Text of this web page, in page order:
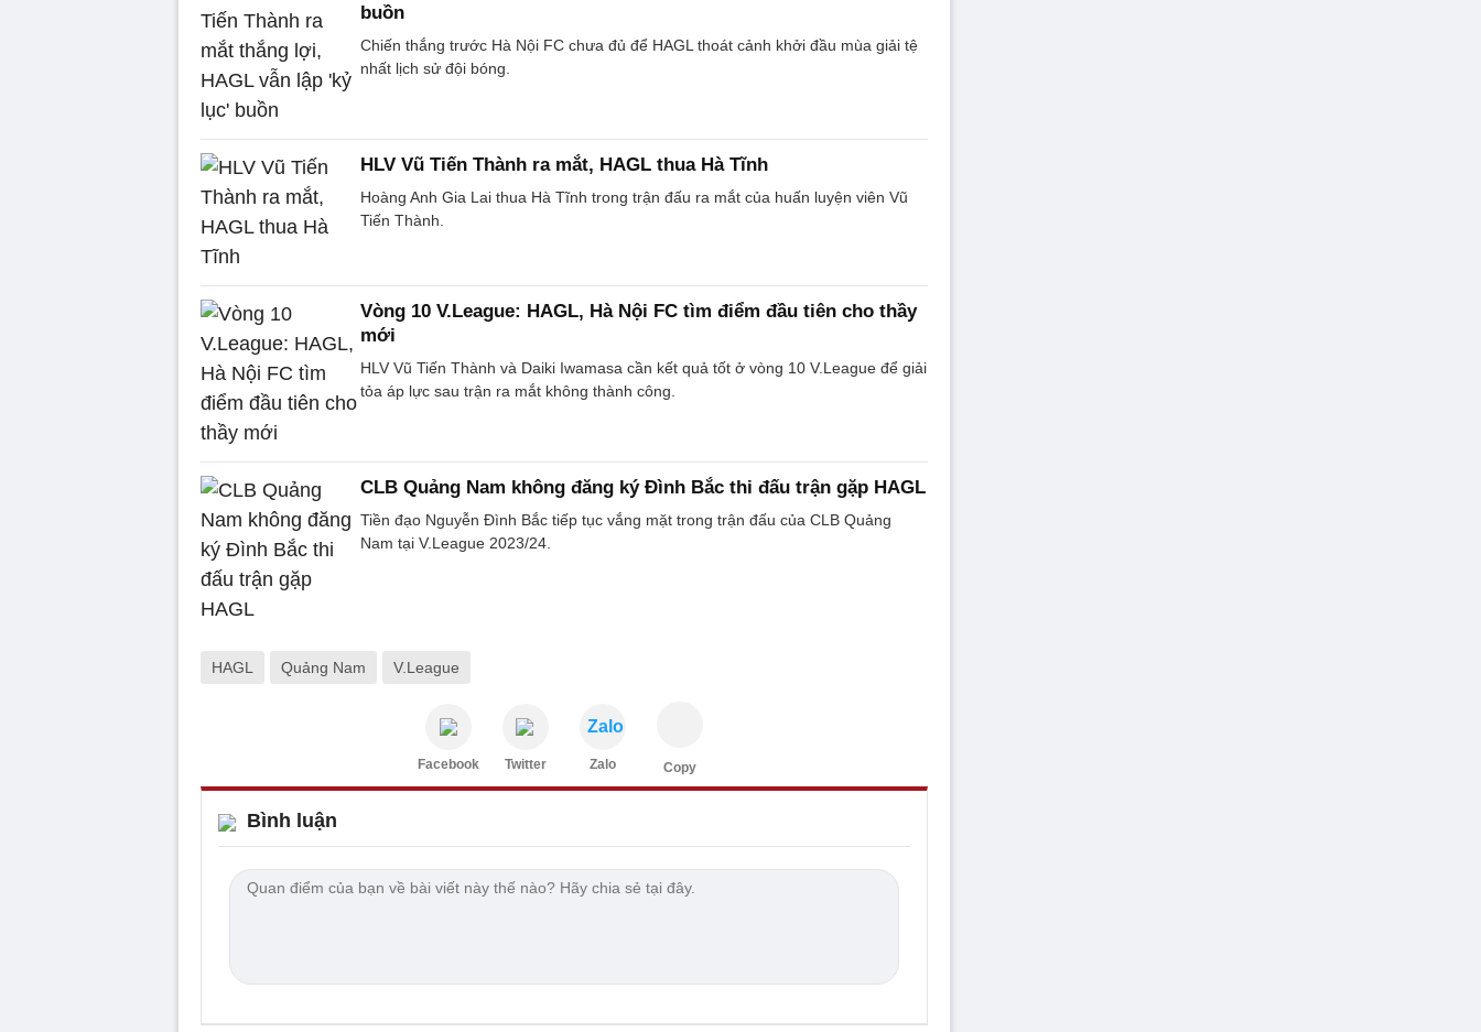
buồn
Chiến thắng trước Hà Nội FC chưa đủ để HAGL thoát cảnh khởi đầu mùa giải tệ
nhất lịch sử đội bóng.
HLV Vũ Tiến Thành ra mắt, HAGL thua Hà Tĩnh
Hoàng Anh Gia Lai thua Hà Tĩnh trong trận đấu ra mắt của huấn luyện viên Vũ
Tiến Thành.
Vòng 10 V.League: HAGL, Hà Nội FC tìm điểm đầu tiên cho thầy
mới
HLV Vũ Tiến Thành và Daiki Iwamasa cần kết quả tốt ở vòng 10 V.League để giải
tỏa áp lực sau trận ra mắt không thành công.
CLB Quảng Nam không đăng ký Đình Bắc thi đấu trận gặp HAGL
Tiền đạo Nguyễn Đình Bắc tiếp tục vắng mặt trong trận đấu của CLB Quảng
Nam tại V.League 2023/24.
HAGL Quảng Nam V.League
Facebook Twitter
Zalo
Zalo Copy
Bình luận